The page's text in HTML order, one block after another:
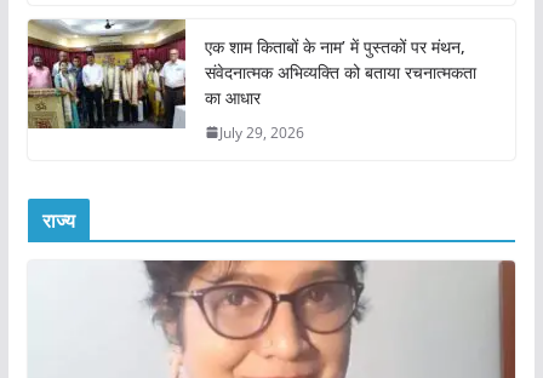
एक शाम किताबों के नाम’ में पुस्तकों पर मंथन,
संवेदनात्मक अभिव्यक्ति को बताया रचनात्मकता
का आधार
July 29, 2026
राज्य